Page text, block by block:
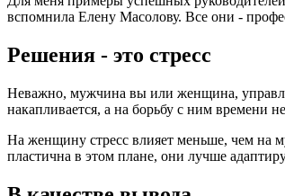
вспомнила Елену Масолову. Все они -
Решения - это стресс
Неважно, мужчина вы или женщина,
накапливается, а на борьбу с ним времени
На женщину стресс влияет меньше, чем на
пластична в этом плане, они лучше